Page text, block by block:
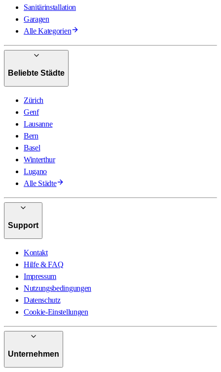
Sanitärinstallation
Garagen
Alle Kategorien
Beliebte Städte
Zürich
Genf
Lausanne
Bern
Basel
Winterthur
Lugano
Alle Städte
Support
Kontakt
Hilfe & FAQ
Impressum
Nutzungsbedingungen
Datenschutz
Cookie-Einstellungen
Unternehmen